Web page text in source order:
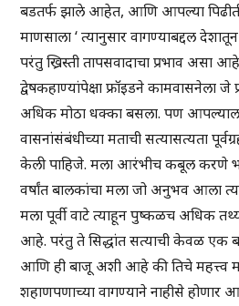
बडतर्फ झाले आहेत, आणि आपल्या
माणसाला ‘ त्यानुसार वागण्याबद्दल
परंतु ख्रिस्ती तापसवादाचा प्रभाव असा
द्वेषकहाण्यांपेक्षा फ्रॉइडने कामवासनेला
अधिक मोठा धक्का बसला. पण आपल्याला
वासनांसंबंधीच्या मताची सत्यासत्यता
केली पाहिजे. मला आरंभीच कबूल करणे
वर्षांत बालकांचा मला जो अनुभव आला
मला पूर्वी वाटे त्याहून पुष्कळच अधिक
आहे. परंतु ते सिद्धांत सत्याची केवळ एक
आणि ही बाजू अशी आहे की तिचे महत्त्व
शहाणपणाच्या वागण्याने नाहीसे होणार